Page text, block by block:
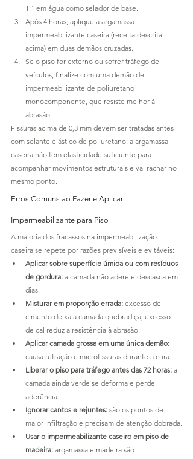
1:1 em água como selador de base.
Após 4 horas, aplique a argamassa
impermeabilizante caseira (receita descrita
acima) em duas demãos cruzadas.
Se o piso for externo ou sofrer tráfego de
veículos, finalize com uma demão de
impermeabilizante de poliuretano
monocomponente, que resiste melhor à
abrasão.
Fissuras acima de 0,3 mm devem ser tratadas antes
com selante elástico de poliuretano; a argamassa
caseira não tem elasticidade suficiente para
acompanhar movimentos estruturais e vai rachar no
mesmo ponto.
Erros Comuns ao Fazer e Aplicar
Impermeabilizante para Piso
A maioria dos fracassos na impermeabilização
caseira se repete por razões previsíveis e evitáveis:
Aplicar sobre superfície úmida ou com resíduos
de gordura: a camada não adere e descasca em
dias.
Misturar em proporção errada: excesso de
cimento deixa a camada quebradiça; excesso
de cal reduz a resistência à abrasão.
Aplicar camada grossa em uma única demão:
causa retração e microfissuras durante a cura.
Liberar o piso para tráfego antes das 72 horas: a
camada ainda verde se deforma e perde
aderência.
Ignorar cantos e rejuntes: são os pontos de
maior infiltração e precisam de atenção dobrada.
Usar o impermeabilizante caseiro em piso de
madeira: argamassa e madeira são